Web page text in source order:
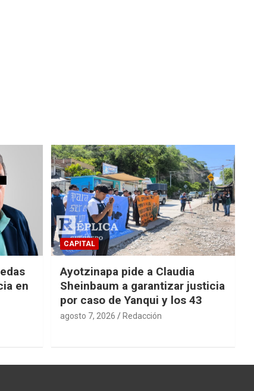
en
CAPITAL
Ayotzinapa pide a Claudia
Sheinbaum a garantizar justicia
por caso de Yanqui y los 43
agosto 7, 2026 Redacción